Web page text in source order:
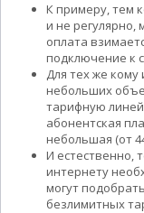
К примеру, тем
и не регулярно,
оплата
подключение к
Для тех же
небольших
тарифную
абонентская
небольшая (от
И естественно,
интернету
могут
безлимитных